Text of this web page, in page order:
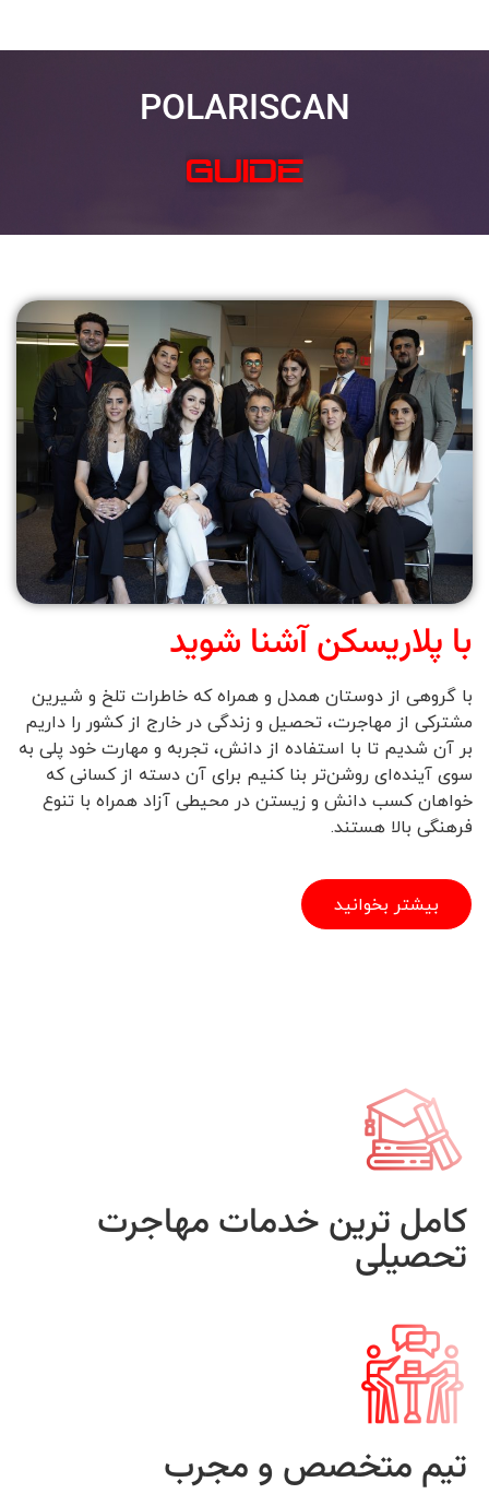
POLARISCAN
SOLVE
با پلاریسکن آشنا شوید
با گروهی از دوستان همدل و همراه که خاطرات تلخ و شیرین
مشترکی از مهاجرت، تحصیل و زندگی در خارج از کشور را داریم
بر آن شدیم تا با استفاده از دانش، تجربه و مهارت خود پلی به
سوی آینده‌ای روشن‌تر بنا کنیم برای آن دسته از کسانی که
خواهان کسب دانش و زیستن در محیطی آزاد همراه با تنوع
فرهنگی بالا هستند.
بیشتر بخوانید
کامل ترین خدمات مهاجرت
تحصیلی
تیم متخصص و مجرب